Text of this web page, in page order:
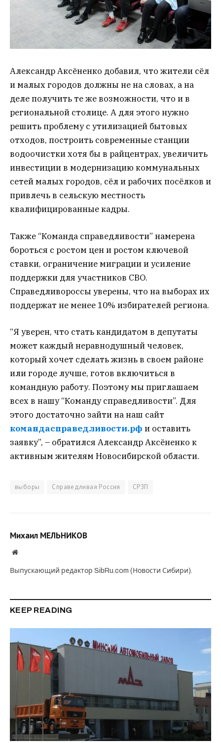
Александр Аксёненко добавил, что жители сёл
и малых городов должны не на словах, а на
деле получить те же возможности, что и в
региональной столице. А для этого нужно
решить проблему с утилизацией бытовых
отходов, построить современные станции
водоочистки хотя бы в райцентрах, увеличить
инвестиции в модернизацию коммунальных
сетей малых городов, сёл и рабочих посёлков и
привлечь в сельскую местность
квалифицированные кадры.
Также “Команда справедливости” намерена
бороться с ростом цен и ростом ключевой
ставки, ограничение миграции и усиление
поддержки для участников СВО.
Справедливороссы уверены, что на выборах их
поддержат не менее 10% избирателей региона.
“Я уверен, что стать кандидатом в депутаты
может каждый неравнодушный человек,
который хочет сделать жизнь в своем районе
или городе лучше, готов включиться в
командную работу. Поэтому мы приглашаем
всех в нашу “Команду справедливости”. Для
этого достаточно зайти на наш сайт
командасправедливости.рф и оставить
заявку”, – обратился Александр Аксёненко к
активным жителям Новосибирской области.
выборы Справедливая Россия СРЗП
Михаил МЕЛЬНИКОВ
Website
Выпускающий редактор SibRu.com (Новости Сибири).
KEEP READING